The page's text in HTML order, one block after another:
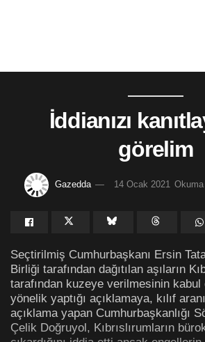
İddianızı
görelim
Gazedda 14 Ocak 2021
Seçtirilmiş Cumhurbaşkanı Ersin
Birliği tarafından dağıtılan aşıların
tarafından kuzeye verilmesinin
yönelik yaptığı açıklamaya, kılıf
açıklama yapan Cumhurbaşkanlığı
Çelik Doğruyol, Kıbrıslırumların